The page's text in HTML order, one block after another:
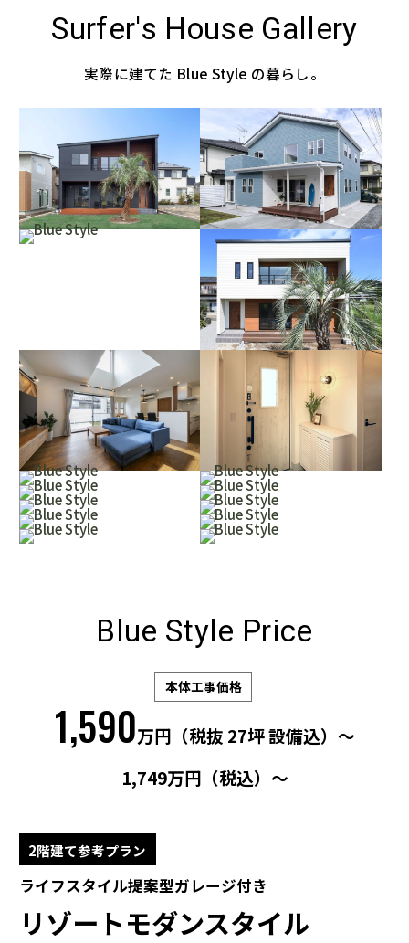
Surfer's House Gallery
実際に建てた Blue Style の暮らし。
Blue Style Price
本体工事価格
1,590万円（税抜 27坪 設備込）～
1,749万円（税込）～
2階建て参考プラン
ライフスタイル提案型ガレージ付き
リゾートモダンスタイル